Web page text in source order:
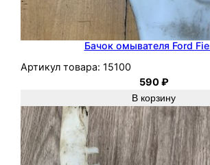
Бачок омывателя Ford
Артикул товара: 15100
590₽
В корзину